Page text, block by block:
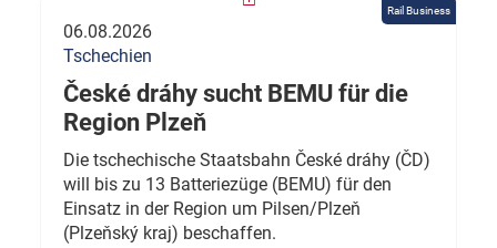
Rail Business
06.08.2026
Tschechien
České dráhy sucht BEMU für die
Region Plzeň
Die tschechische Staatsbahn České dráhy (ČD)
will bis zu 13 Batteriezüge (BEMU) für den
Einsatz in der Region um Pilsen/Plzeň
(Plzeňský kraj) beschaffen.